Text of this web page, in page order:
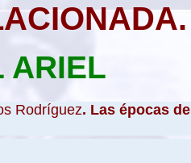
ARIEL
Rodríguez. Las épocas